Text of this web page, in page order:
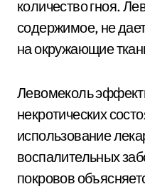
количество гноя.
содержимое, не
на окружающие
Левомеколь
некротических
использование
воспалительных
покровов